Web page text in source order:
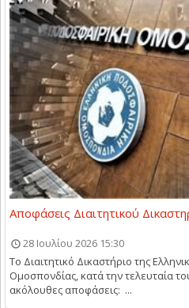
Αποφάσεις Διαιτητικού
28 Ιουλίου 2026 15:30
Το Διαιτητικό Δικαστήριο της
Ομοσπονδίας, κατά την τελευταία
ακόλουθες αποφάσεις: ...